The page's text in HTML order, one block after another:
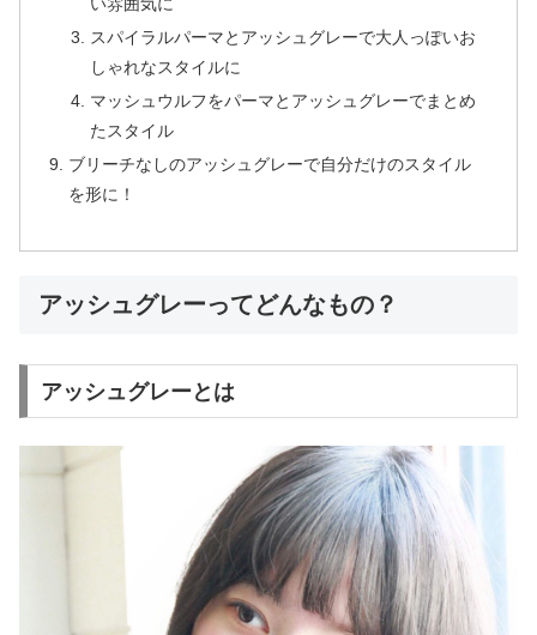
スパイラルパーマとアッシュグレーで大人っぽいお
しゃれなスタイルに
マッシュウルフをパーマとアッシュグレーでまとめ
たスタイル
ブリーチなしのアッシュグレーで自分だけのスタイル
を形に！
アッシュグレーってどんなもの？
アッシュグレーとは